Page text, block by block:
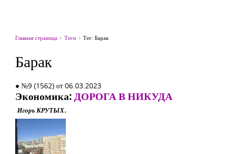
Главная страница Теги Тег: Барак
Барак
● №9 (1562) от 06.03.2023
Экономика:ДОРОГА В НИКУДА
Игорь КРУТЫХ.